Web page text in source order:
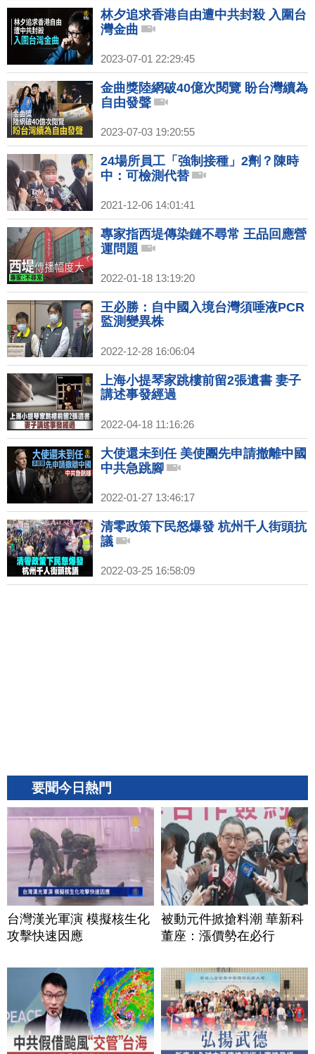
林夕追求香港自由遭中共封殺 入圍台
灣金曲
2023-07-01 22:29:45
金曲獎陸網破40億次閱覽 盼台灣續為
自由發聲
2023-07-03 19:20:55
24場所員工「強制接種」2劑？陳時
中：可檢測代替
2021-12-06 14:01:41
專家指西堤傳染鏈不尋常 王品回應營
運問題
2022-01-18 13:19:20
王必勝：自中國入境台灣須唾液PCR
監測變異株
2022-12-28 16:06:04
上海小提琴家跳樓前留2張遺書 妻子
講述事發經過
2022-04-18 11:16:26
大使還未到任 美使團先申請撤離中國
中共急跳腳
2022-01-27 13:46:17
清零政策下民怒爆發 杭州千人街頭抗
議
2022-03-25 16:58:09
要聞今日熱門
台灣漢光軍演 模擬核生化
攻擊快速因應
被動元件掀搶料潮 華新科
董座：漲價勢在必行